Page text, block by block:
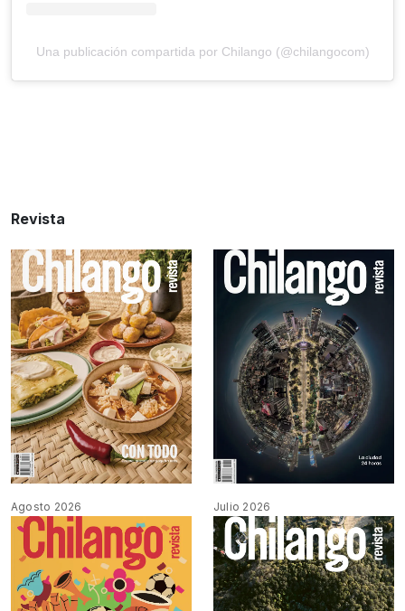
Una publicación compartida por Chilango (@chilangocom)
Revista
Agosto 2026 Julio 2026